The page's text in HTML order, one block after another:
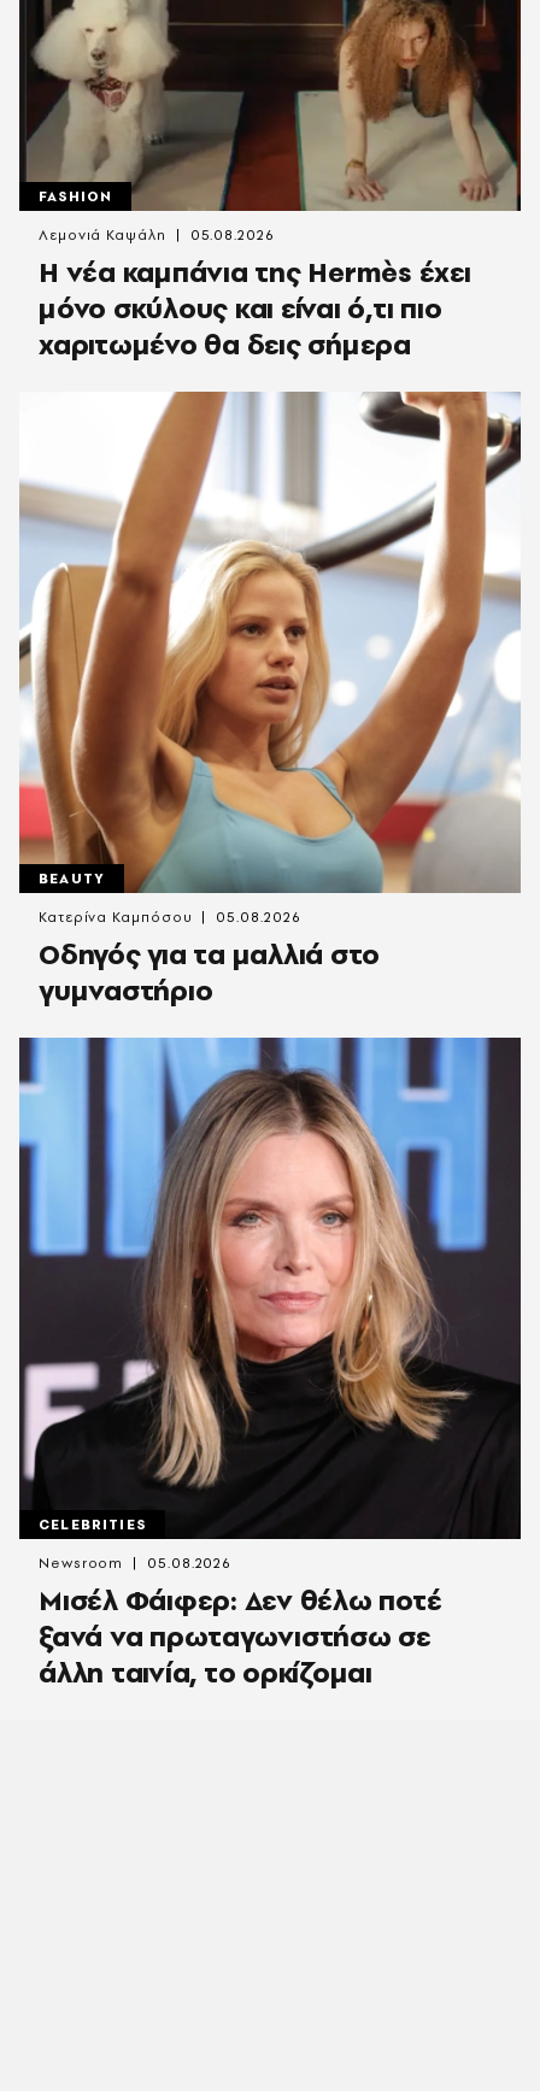
FASHION
Η νέα καμπάνια της Hermès έχει
μόνο σκύλους και είναι ό,τι πιο
χαριτωμένο θα δεις σήμερα
Λεμονιά Καψάλη 05.08.2026
BEAUTY
Οδηγός για τα μαλλιά στο
γυμναστήριο
Κατερίνα Καμπόσου 05.08.2026
CELEBRITIES
Μισέλ Φάιφερ: Δεν θέλω ποτέ
ξανά να πρωταγωνιστήσω σε
άλλη ταινία, το ορκίζομαι
Newsroom 05.08.2026